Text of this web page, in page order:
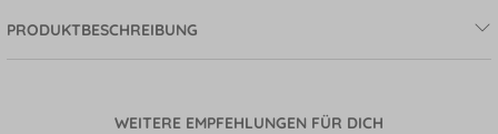
PRODUKTBESCHREIBUNG
WEITERE EMPFEHLUNGEN FÜR DICH